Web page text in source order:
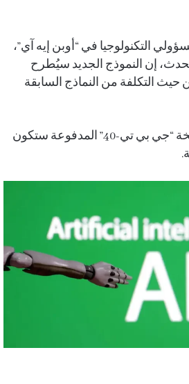
التكنولوجيا في “أوبن إيه آي”،
إن النموذج الجديد سيُطرح
حيث التكلفة من النماذج السابقة
غير أنها أوضحت أن نسخة “جي بي تي-40” المدفوعة ستكون